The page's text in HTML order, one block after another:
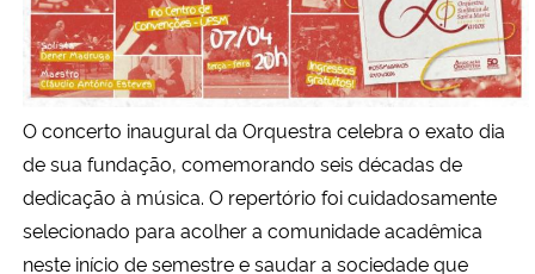
Ministério do Turismo
Ministério do Desenvolvimento Regional
Controladoria-Geral da União
Ministério da Mulher, da Família e dos Direitos Humanos
Secretaria-Geral
O concerto inaugural da Orquestra celebra o exato dia
de sua fundação, comemorando seis décadas de
dedicação à música. O repertório foi cuidadosamente
selecionado para acolher a comunidade acadêmica
neste início de semestre e saudar a sociedade que